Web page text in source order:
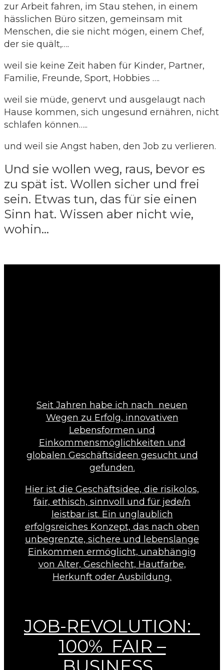
zur Arbeit fahren, im Stau stehen, in einem
hässlichen Büro sitzen, gemeinsam mit
Menschen, die sie nicht mögen, einem Chef,
der sie quält,….
weil sie keine Zeit haben für Kinder, Partner,
Familie, Freunde, Sport, Hobbies ….
weil sie müde, genervt und ausgelaugt nach
Hause kommen, sich ungesund ernähren, nicht
schlafen können…..
und weil sie Angst haben, den Job zu verlieren.
Und sie wollen weg, raus, bevor es
zu spät ist. Wollen sicher und frei
sein. Etwas tun, das für sie einen
Sinn hat. Wissen aber nicht wie,
wohin…
Seit Jahren habe ich nach neuen
Wegen zu Erfolg, innovativen
Lebensformen und
Einkommensmöglichkeiten und
globalen Geschäftsideen gesucht und
gefunden.
Hier ist die Geschäftsidee, die risikolos,
fair, ethisch, sinnvoll und für jede/n
leistbar ist. Ein unglaublich
erfolgsreiches Konzept, das nach oben
unbegrenzte, sichere und lebenslange
Einkommen ermöglicht, unabhängig
von Alter, Geschlecht, Hautfarbe,
Herkunft oder Ausbildung.
JOB-REVOLUTION:
100% FAIR –